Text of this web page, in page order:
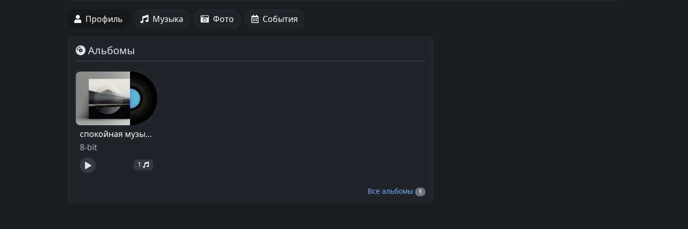
Профиль Музыка Фото События
Альбомы
спокойная музыка
8-bit
1
Все альбомы 1